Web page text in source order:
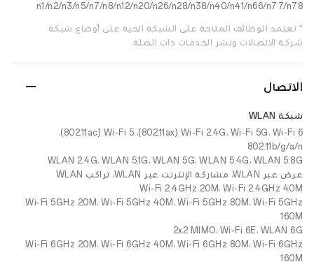
n1/n2/n3/n5/n7/n8/n12/n20/n26/n28/n38/n40/n41/n66/n77/n78
* تعتمد الوظائف المتاحة على الشبكة الحية على أوضاع شبكة
شركة الاتصالات ونشر الخدمات ذات الصلة.
الاتصال
شبكة WLAN
Wi-Fi 2.4G، Wi-Fi 5G، Wi-Fi 6 ‏(802.11ax)، Wi-Fi 5 ‏(802.11ac)،
WLAN 2.4G، WLAN 5.1G، WLAN 5G، WLAN 5.4G، WLAN 5.8G
عرض عبر WLAN، مشاركة الإنترنت عبر WLAN، تراكب WLAN
Wi-Fi 2.4GHz 20M، Wi-Fi 2.4GHz 40M
Wi-Fi 5GHz 20M، Wi-Fi 5GHz 40M، Wi-Fi 5GHz 80M، Wi-Fi 5GHz
160M
Wi-Fi 6GHz 20M، Wi-Fi 6GHz 40M، Wi-Fi 6GHz 80M، Wi-Fi 6GHz
160M